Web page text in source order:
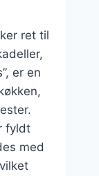
ret til
er en
fyldt
med